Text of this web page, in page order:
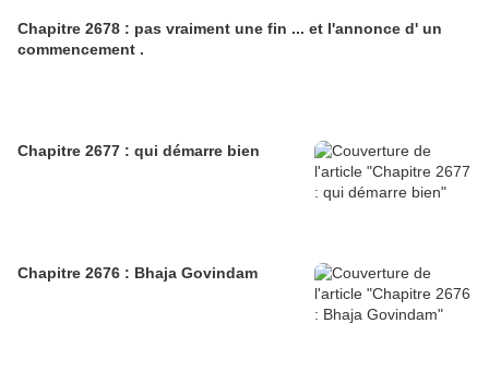
Chapitre 2678 : pas vraiment une fin ... et l'annonce d' un
commencement .
Chapitre 2677 : qui démarre bien
Chapitre 2676 : Bhaja Govindam